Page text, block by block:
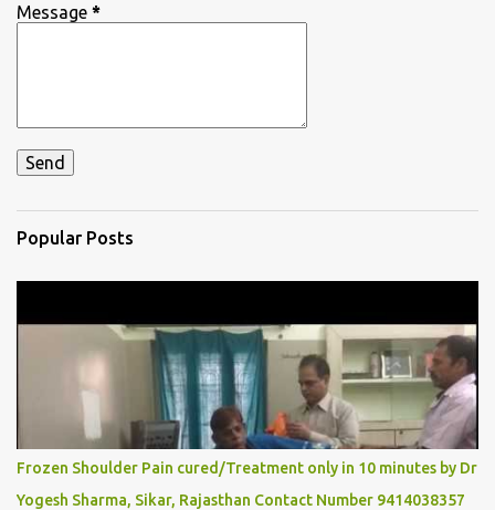
Message *
Popular Posts
Frozen Shoulder Pain cured/Treatment only in 10 minutes by Dr
Yogesh Sharma, Sikar, Rajasthan Contact Number 9414038357